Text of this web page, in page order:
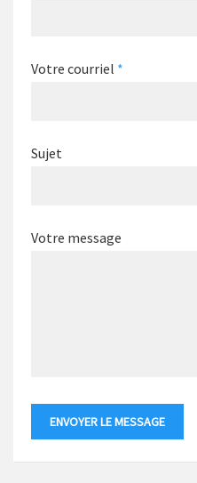
Votre courriel *
Sujet
Votre message